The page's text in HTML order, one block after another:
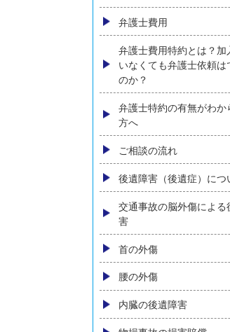
バス・タクシー会社
故
当事務所の協力医
外科小児科クリニ
紹介
弁護士との連携をご
事務所紹介
弁護士紹介
弁護士費用
弁護士費用特約と
いなくても弁護士依
のか？
弁護士特約の有無が